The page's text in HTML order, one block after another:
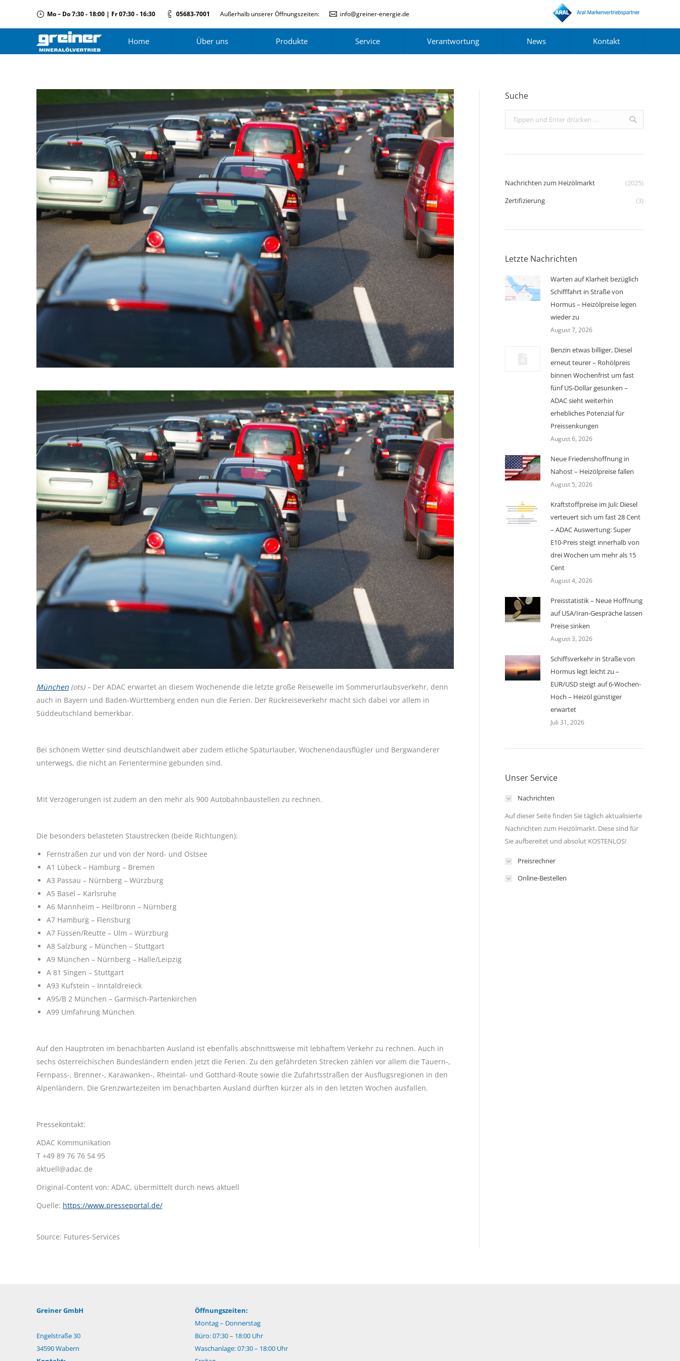
Mo – Do 7:30 - 18:00 | Fr 07:30 - 16:30 05683-7001 Außerhalb unserer Öffnungszeiten: info@greiner-energie.de
Home Über uns Produkte Service Verantwortung News Kontakt
München (ots) – Der ADAC erwartet an diesem Wochenende die letzte große Reisewelle im Sommerurlaubsverkehr, denn
auch in Bayern und Baden-Württemberg enden nun die Ferien. Der Rückreiseverkehr macht sich dabei vor allem in
Süddeutschland bemerkbar.
Bei schönem Wetter sind deutschlandweit aber zudem etliche Späturlauber, Wochenendausflügler und Bergwanderer
unterwegs, die nicht an Ferientermine gebunden sind.
Mit Verzögerungen ist zudem an den mehr als 900 Autobahnbaustellen zu rechnen.
Die besonders belasteten Staustrecken (beide Richtungen):
Fernstraßen zur und von der Nord- und Ostsee
A1 Lübeck – Hamburg – Bremen
A3 Passau – Nürnberg – Würzburg
A5 Basel – Karlsruhe
A6 Mannheim – Heilbronn – Nürnberg
A7 Hamburg – Flensburg
A7 Füssen/Reutte – Ulm – Würzburg
A8 Salzburg – München – Stuttgart
A9 München – Nürnberg – Halle/Leipzig
A 81 Singen – Stuttgart
A93 Kufstein – Inntaldreieck
A95/B 2 München – Garmisch-Partenkirchen
A99 Umfahrung München
Auf den Hauptroten im benachbarten Ausland ist ebenfalls abschnittsweise mit lebhaftem Verkehr zu rechnen. Auch in
sechs österreichischen Bundesländern enden jetzt die Ferien. Zu den gefährdeten Strecken zählen vor allem die Tauern-,
Fernpass-, Brenner-, Karawanken-, Rheintal- und Gotthard-Route sowie die Zufahrtsstraßen der Ausflugsregionen in den
Alpenländern. Die Grenzwartezeiten im benachbarten Ausland dürften kürzer als in den letzten Wochen ausfallen.
Pressekontakt:
ADAC Kommunikation
T +49 89 76 76 54 95
aktuell@adac.de
Original-Content von: ADAC, übermittelt durch news aktuell
Quelle: https://www.presseportal.de/
Source: Futures-Services
Suche
Search:
Nachrichten zum Heizölmarkt
(2025)
Zertifizierung
(3)
Letzte Nachrichten
Warten auf Klarheit bezüglich
Schifffahrt in Straße von
Hormus – Heizölpreise legen
wieder zu
August 7, 2026
Benzin etwas billiger, Diesel
erneut teurer – Rohölpreis
binnen Wochenfrist um fast
fünf US-Dollar gesunken –
ADAC sieht weiterhin
erhebliches Potenzial für
Preissenkungen
August 6, 2026
Neue Friedenshoffnung in
Nahost – Heizölpreise fallen
August 5, 2026
Kraftstoffpreise im Juli: Diesel
verteuert sich um fast 28 Cent
– ADAC Auswertung: Super
E10-Preis steigt innerhalb von
drei Wochen um mehr als 15
Cent
August 4, 2026
Preisstatistik – Neue Hoffnung
auf USA/Iran-Gespräche lassen
Preise sinken
August 3, 2026
Schiffsverkehr in Straße von
Hormus legt leicht zu –
EUR/USD steigt auf 6-Wochen-
Hoch – Heizöl günstiger
erwartet
Juli 31, 2026
Unser Service
Nachrichten
Auf dieser Seite finden Sie täglich aktualisierte
Nachrichten zum Heizölmarkt. Diese sind für
Sie aufbereitet und absolut KOSTENLOS!
Preisrechner
Online-Bestellen
Greiner GmbH
Engelstraße 30
34590 Wabern
Öffnungszeiten:
Montag – Donnerstag
Büro: 07:30 – 18:00 Uhr
Waschanlage: 07:30 – 18:00 Uhr